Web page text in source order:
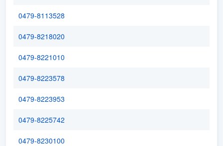
0479-8113528
0479-8218020
0479-8221010
0479-8223578
0479-8223953
0479-8225742
0479-8230100